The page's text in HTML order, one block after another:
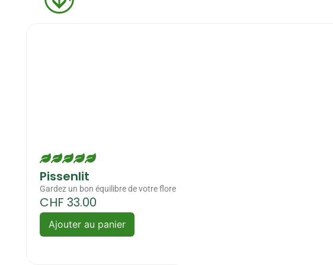
Pissenlit
Gardez un bon équilibre de votre flore
CHF 33.00
Ajouter au panier